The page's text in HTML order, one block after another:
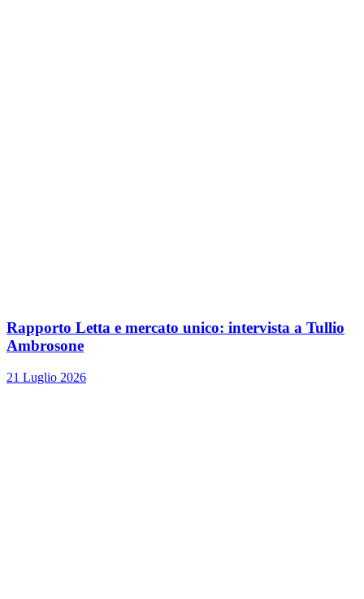
Rapporto Letta e mercato unico: intervista a Tullio
Ambrosone
21 Luglio 2026